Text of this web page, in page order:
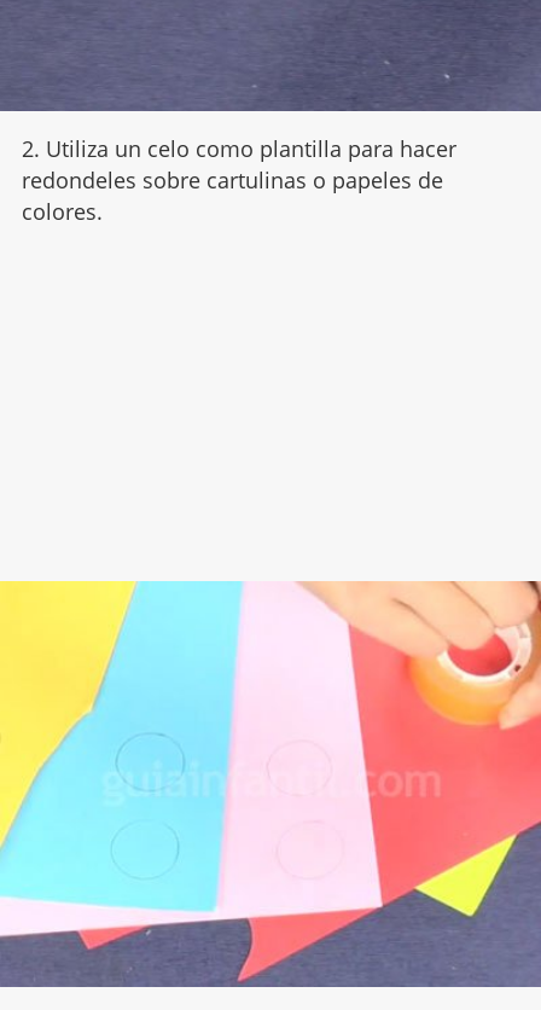
2. Utiliza un celo como plantilla para hacer
redondeles sobre cartulinas o papeles de
colores.